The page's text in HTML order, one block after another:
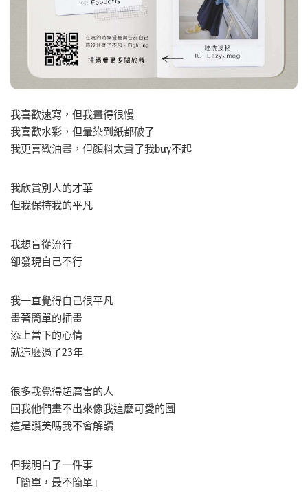
我喜歡速寫，但我畫得很慢
我喜歡水彩，但暈染到紙都破了
我更喜歡油畫，但顏料太貴了我buy不起
我欣賞別人的才華
但我保持我的平凡
我想盲從流行
卻發現自己不行
我一直覺得自己很平凡
畫著簡單的插畫
添上當下的心情
就這麼過了23年
很多我覺得超厲害的人
回我他們畫不出來像我這麼可愛的圖
這是讚美嗎我不會解讀
但我明白了一件事
「簡單，最不簡單」